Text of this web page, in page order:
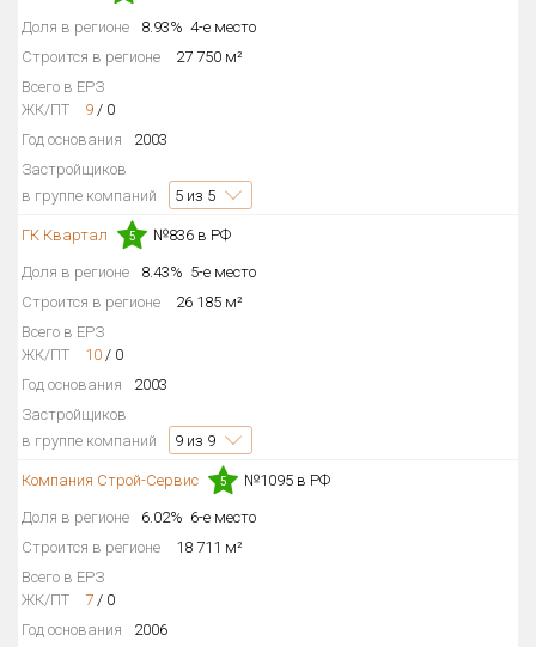
Найдено:
Жилых комплексов
Многоквартирных домов
Блокированных домов
Домов с апартаментами
Поселков таунхаусов
Блокированных домов
Квартир, апартаментов,
блоков в БД
Доля в регионе 8.93% 4-е место
Строится в регионе
27 750 м²
Всего в ЕРЗ
ЖК/ПТ
9 / 0
Год основания
2003
Застройщиков
в группе компаний
5 из 5
ГК Квартал 5 №836 в РФ
Доля в регионе 8.43% 5-е место
Строится в регионе
26 185 м²
Всего в ЕРЗ
ЖК/ПТ
10 / 0
Год основания
2003
Застройщиков
в группе компаний
9 из 9
Компания Строй-Сервис 5 №1095 в РФ
Доля в регионе 6.02% 6-е место
Строится в регионе
18 711 м²
Всего в ЕРЗ
ЖК/ПТ
7 / 0
Год основания
2006